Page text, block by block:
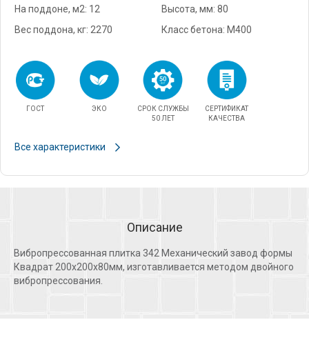
На поддоне, м2: 12
Высота, мм: 80
Вес поддона, кг: 2270
Класс бетона: М400
ГОСТ ЭКО
СРОК СЛУЖБЫ
50 ЛЕТ
СЕРТИФИКАТ
КАЧЕСТВА
Все характеристики
Описание
Вибропрессованная плитка 342 Механический завод формы
Квадрат 200х200х80мм, изготавливается методом двойного
вибропрессования.